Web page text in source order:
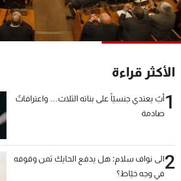
الأكثر قراءة
1أبٌ يعتدي جنسيّاً على بناته الثلاث… واعترافاتٌ
صادمة
2الى نواف سلام: هل يدفع الحايك ثمن وقوفه
في وجه خيّاط؟
شاهد البرامج
الترددات
عن MTV
الإنـتـاج
لاعلاناتكم
شروط الإسـتخدام
سياسة الخصوصية